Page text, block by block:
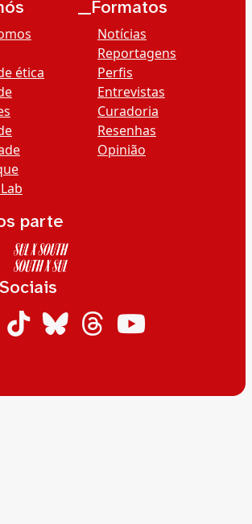
ética
__Formatos
Notícias
Reportagens
Perfis
Entrevistas
Curadoria
Resenhas
Opinião
parte